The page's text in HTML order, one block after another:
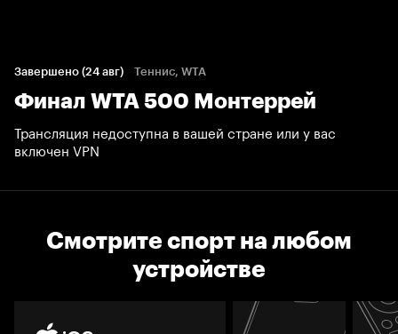
Завершено (24 авг) Теннис, WTA
Финал WTA 500 Монтеррей
Трансляция недоступна в вашей стране или у вас
включен VPN
Смотрите спорт на любом
устройстве